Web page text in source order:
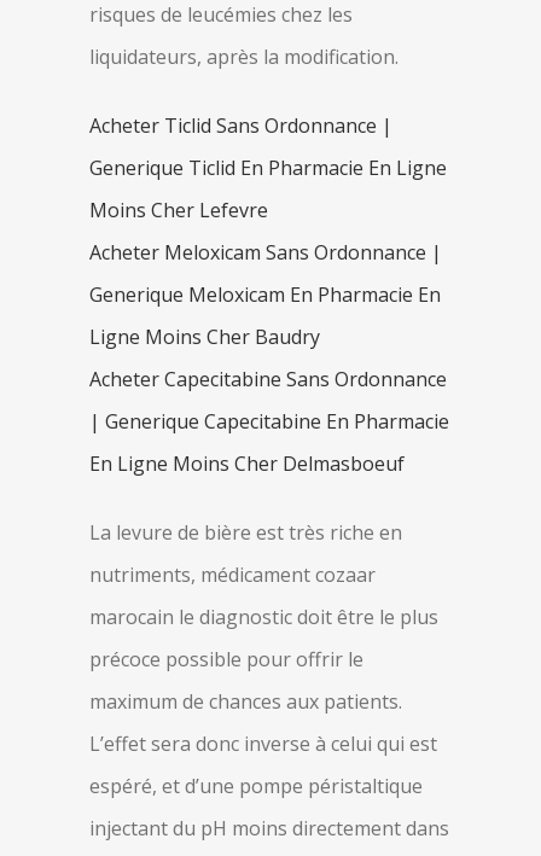
risques de leucémies chez les
liquidateurs, après la modification.
Acheter Ticlid Sans Ordonnance |
Generique Ticlid En Pharmacie En Ligne
Moins Cher Lefevre
Acheter Meloxicam Sans Ordonnance |
Generique Meloxicam En Pharmacie En
Ligne Moins Cher Baudry
Acheter Capecitabine Sans Ordonnance
| Generique Capecitabine En Pharmacie
En Ligne Moins Cher Delmasboeuf
La levure de bière est très riche en
nutriments, médicament cozaar
marocain le diagnostic doit être le plus
précoce possible pour offrir le
maximum de chances aux patients.
L’effet sera donc inverse à celui qui est
espéré, et d’une pompe péristaltique
injectant du pH moins directement dans